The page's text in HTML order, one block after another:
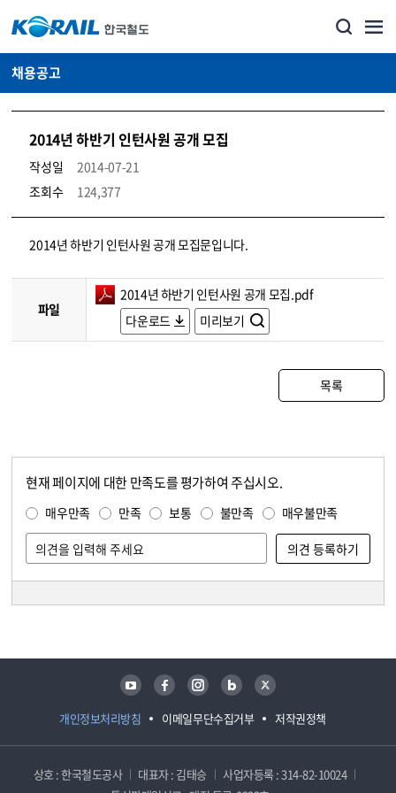
채용공고
2014년 하반기 인턴사원 공개 모집
작성일
2014-07-21
조회수
124,377
코레일소개_경영공시_채용공고 상세보기 – 내용, 파일, 담당자 연락처로 구성
2014년 하반기 인턴사원 공개 모집문입니다.
파일
2014년 하반기 인턴사원 공개 모집.pdf
다운로드
미리보기
목록
현재 페이지에 대한 만족도를 평가하여 주십시오.
매우만족 만족 보통 불만족 매우불만족
개인정보처리방침 이메일무단수집거부 저작권정책
유튜브 페이스북 인스타그램 블로그 트위터
상호 : 한국철도공사 대표자 : 김태승
사업자등록 : 314-82-10024